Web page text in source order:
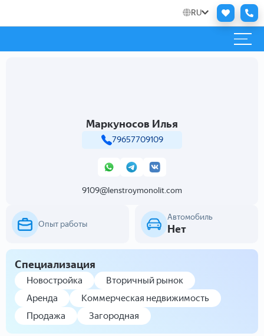
RU
Маркуносов Илья
79657709109
9109@lenstroymonolit.com
Опыт работы
Автомобиль
Нет
Специализация
Новостройка
Вторичный рынок
Аренда
Коммерческая недвижимость
Продажа
Загородная